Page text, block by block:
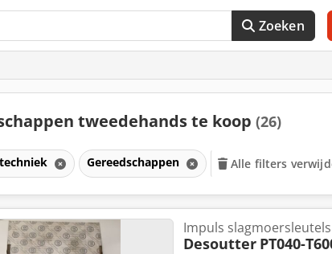
Zoeken
tweedehands te koop (26)
Gereedschappen Alle filters
Impuls
Desoutter PT040-